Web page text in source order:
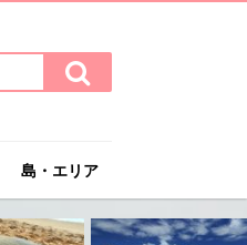
検
索
す
島・エリア